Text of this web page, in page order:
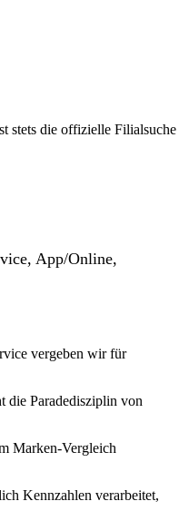
stets die offizielle Filialsuche
App/Online,
vergeben wir für
die Paradedisziplin von
Marken-Vergleich
Kennzahlen verarbeitet,